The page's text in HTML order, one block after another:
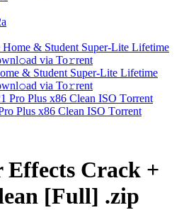
& Student Super-Lite Lifetime
via To𝚛rent
Plus x86 Clean ISO Tоrrеnt
Effects Crack +
[Full] .zip